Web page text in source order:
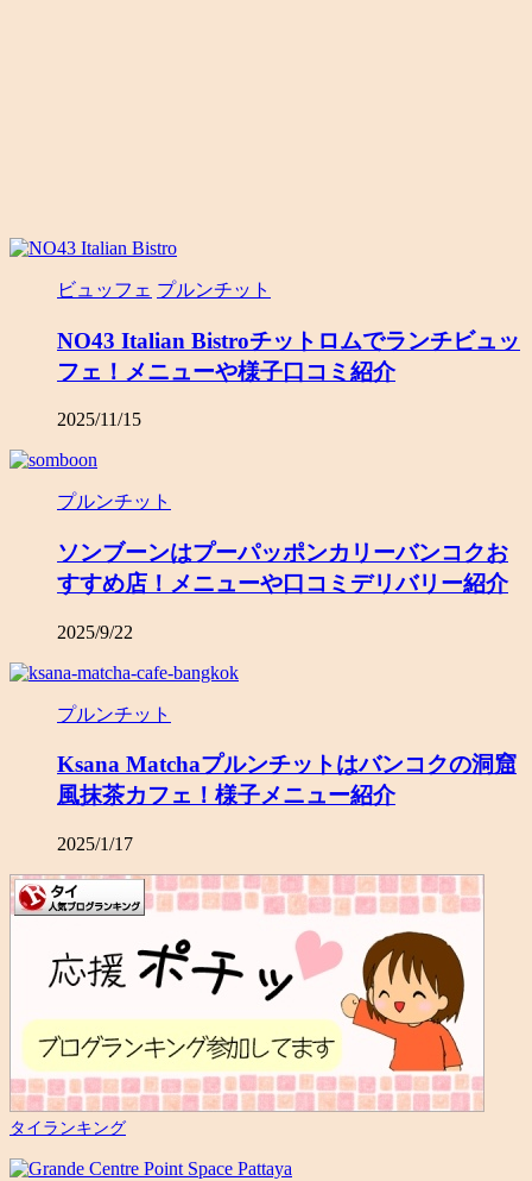
ビュッフェ プルンチット
NO43 Italian Bistroチットロムでランチビュッ
フェ！メニューや様子口コミ紹介
2025/11/15
プルンチット
ソンブーンはプーパッポンカリーバンコクお
すすめ店！メニューや口コミデリバリー紹介
2025/9/22
プルンチット
Ksana Matchaプルンチットはバンコクの洞窟
風抹茶カフェ！様子メニュー紹介
2025/1/17
タイランキング